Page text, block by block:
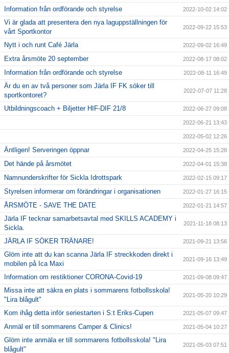
Information från ordförande och styrelse 2022-10-02 14:02
Vi är glada att presentera den nya laguppställningen för
vårt Sportkontor
2022-09-22 15:53
Nytt i och runt Café Järla 2022-09-02 16:49
Extra årsmöte 20 september 2022-08-17 08:02
Information från ordförande och styrelse 2022-08-11 16:49
Är du en av två personer som Järla IF FK söker till
sportkontoret?
2022-07-07 11:28
Utbildningscoach + Biljetter HIF-DIF 21/8 2022-06-27 09:08
2022-06-21 13:43
2022-05-02 12:26
Äntligen! Serveringen öppnar 2022-04-25 15:28
Det hände på årsmötet 2022-04-01 15:38
Namnunderskrifter för Sickla Idrottspark 2022-02-15 09:17
Styrelsen informerar om förändringar i organisationen 2022-01-27 16:15
ÅRSMÖTE - SAVE THE DATE 2022-01-21 14:57
Järla IF tecknar samarbetsavtal med SKILLS ACADEMY i
Sickla.
2021-11-18 08:13
JÄRLA IF SÖKER TRÄNARE! 2021-09-21 13:56
Glöm inte att du kan scanna Järla IF streckkoden direkt i
mobilen på Ica Maxi
2021-09-16 13:49
Information om restiktioner CORONA-Covid-19 2021-09-08 09:47
Missa inte att säkra en plats i sommarens fotbollsskola!
"Lira blågult"
2021-05-20 10:29
Kom ihåg detta inför seriestarten i S:t Eriks-Cupen 2021-05-07 09:47
Anmäl er till sommarens Camper & Clinics! 2021-05-04 10:27
Glöm inte anmäla er till sommarens fotbollsskola! "Lira
blågult"
2021-05-03 07:51